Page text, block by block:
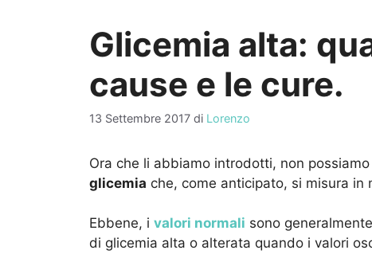
Glicemia alta:
cause e le cure.
13 Settembre 2017 di Lorenzo
Ora che li abbiamo introdotti, non
glicemia che, come anticipato, si misura
Ebbene, i valori normali sono
di glicemia alta o alterata quando i valori